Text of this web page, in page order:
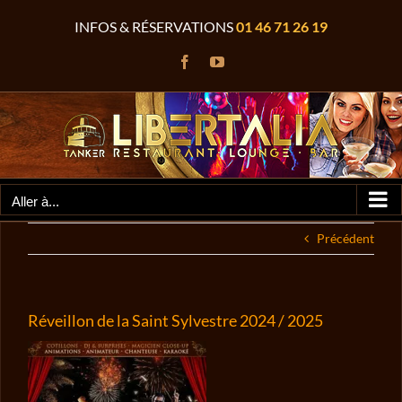
INFOS & RÉSERVATIONS01 46 71 26 19
FacebookYouTube
Aller à...
Précédent
Réveillon de la Saint Sylvestre 2024 / 2025